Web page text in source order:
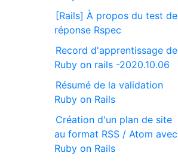
[Rails] À propos du test de
réponse Rspec
Record d'apprentissage de
Ruby on rails -2020.10.06
Résumé de la validation
Ruby on Rails
Création d'un plan de site
au format RSS / Atom avec
Ruby on Rails